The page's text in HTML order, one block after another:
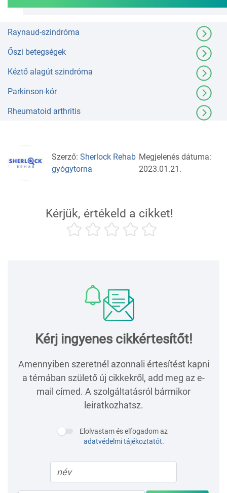
Raynaud-szindróma
Őszi betegségek
Kéztő alagút szindróma
Parkinson-kór
Rheumatoid arthritis
Szerző: Sherlock Rehab
gyógytorna
Megjelenés dátuma:
2023.01.21.
Kérjük, értékeld a cikket!
Kérj ingyenes cikkértesítőt!
Amennyiben szeretnél azonnali értesítést kapni
a témában születő új cikkekről, add meg az e-
mail címed. A szolgáltatásról bármikor
leiratkozhatsz.
Elolvastam és elfogadom az
adatvédelmi tájékoztatót.